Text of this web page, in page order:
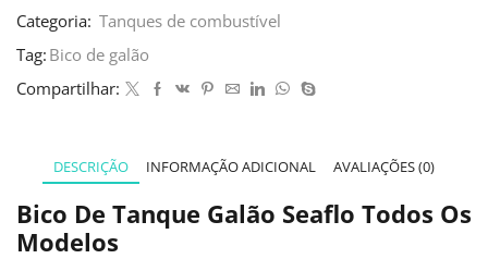
Categoria: Tanques de combustível
Tag: Bico de galão
Compartilhar:
DESCRIÇÃO INFORMAÇÃO ADICIONAL AVALIAÇÕES (0)
Bico De Tanque Galão Seaflo Todos Os
Modelos